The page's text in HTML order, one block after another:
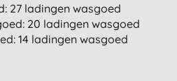
27 ladingen wasgoed
20 ladingen wasgoed
14 ladingen wasgoed